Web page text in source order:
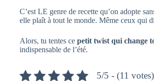
C’est LE genre de recette qu’on adopte
elle plaît à tout le monde. Même ceux qui
Alors, tu tentes ce petit twist qui change
indispensable de l’été.
5/5 - (11 votes)